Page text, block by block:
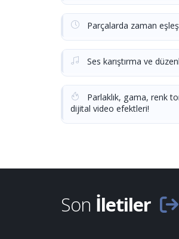
Parçalarda zaman
Ses karıştırma ve
Parlaklık, gama, renk
dijital video efektleri!
Son İletiler